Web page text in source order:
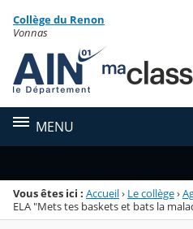
Menu de la rubrique
Contenu
Collège du Renon
Vonnas
MENU
Vous êtes ici : Accueil› Le collège›
ELA "Mets tes baskets et bats la